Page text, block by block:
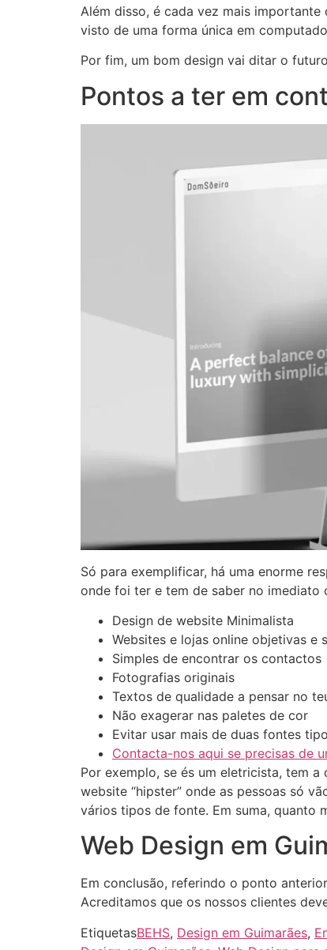
Além disso, é cada vez mais
visto de uma forma única em
Por fim, um bom design vai ditar o
Pontos a ter em
Só para exemplificar, há uma enorme
onde foi ter e tem de saber no
Design de website Minimalista
Websites e lojas online objetivas e
Simples de encontrar os contactos
Fotografias originais
Textos de qualidade a pensar no
Não exagerar nas paletes de cor
Evitar usar mais de duas fontes
Contacta-nos aqui se precisas de
Por exemplo, se és um eletricista, tem
website “hipster” onde as pessoas só
vários tipos de fonte. Em suma, quanto
Web Design em
Em conclusão, referindo o ponto
Acreditamos que os nossos clientes
EtiquetasBEHS, Design em Guimarães,